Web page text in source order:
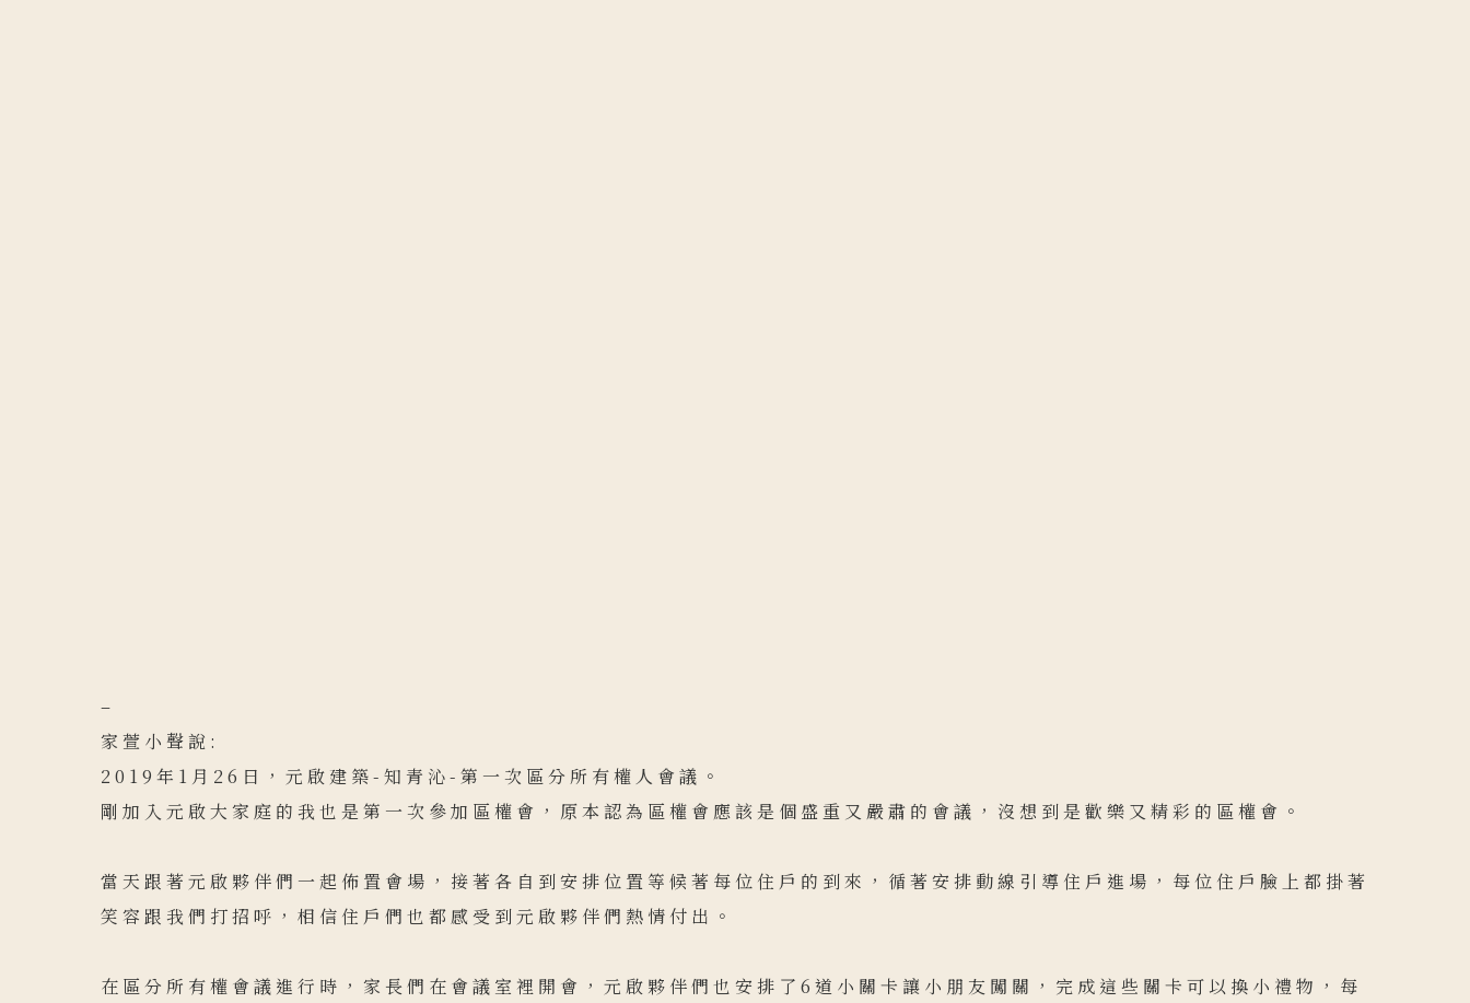
–
家萱小聲說:
2019年1月26日，元啟建築-知青沁-第一次區分所有權人會議。
剛加入元啟大家庭的我也是第一次參加區權會，原本認為區權會應該是個盛重又嚴肅的會議，沒想到是歡樂又精彩的區權會。
當天跟著元啟夥伴們一起佈置會場，接著各自到安排位置等候著每位住戶的到來，循著安排動線引導住戶進場，每位住戶臉上都掛著
笑容跟我們打招呼，相信住戶們也都感受到元啟夥伴們熱情付出。
在區分所有權會議進行時，家長們在會議室裡開會，元啟夥伴們也安排了6道小關卡讓小朋友闖關，完成這些關卡可以換小禮物，每